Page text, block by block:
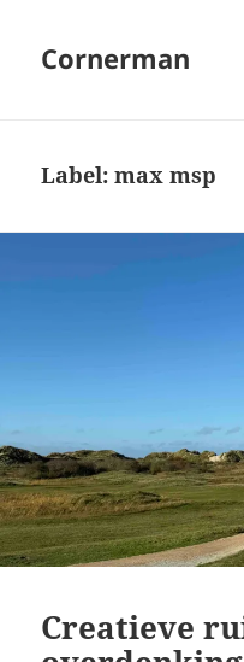
Cornerman
Label:max msp
Creatieve